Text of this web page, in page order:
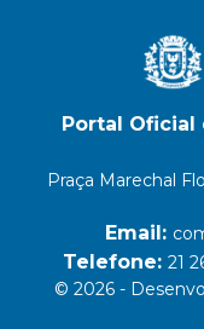
Portal Oficial
Praça Marechal
Email:
Telefone: 21
© 2026 -